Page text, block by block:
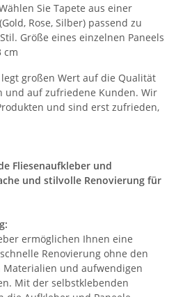
Sie Tapete aus einer
Rose, Silber) passend zu
Größe eines einzelnen Paneels
cm
legt großen Wert auf die Qualität
und auf zufriedene Kunden. Wir
und sind erst zufrieden,
Fliesenaufkleber und
und stilvolle Renovierung für
ermöglichen Ihnen eine
Renovierung ohne den
und aufwendigen
Mit der selbstklebenden